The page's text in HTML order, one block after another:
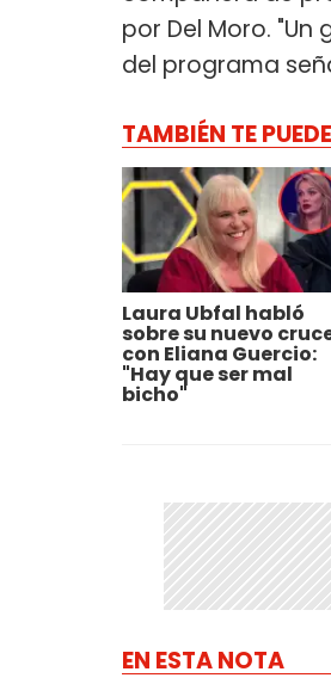
por Del Moro.
del programa
TAMBIÉN TE
Laura Ubfal habló
sobre su nuevo
con Eliana Guercio:
"Hay que ser mal
bicho"
EN ESTA NOTA